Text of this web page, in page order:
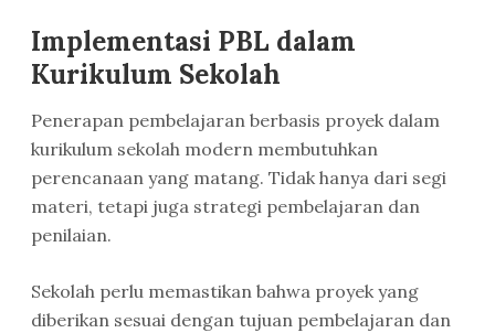
Implementasi PBL dalam
Kurikulum Sekolah
Penerapan pembelajaran berbasis proyek dalam
kurikulum sekolah modern membutuhkan
perencanaan yang matang. Tidak hanya dari segi
materi, tetapi juga strategi pembelajaran dan
penilaian.
Sekolah perlu memastikan bahwa proyek yang
diberikan sesuai dengan tujuan pembelajaran dan